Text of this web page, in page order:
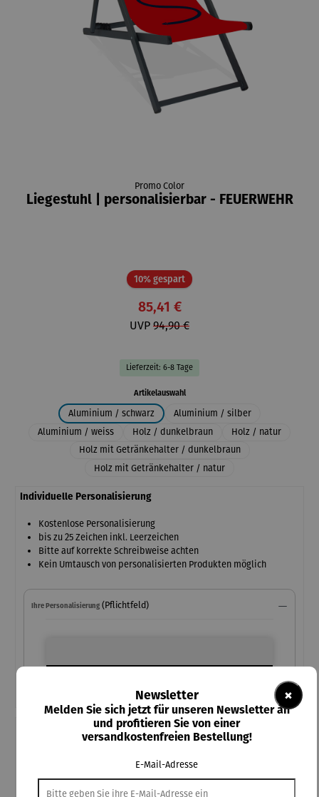
Promo Color
Liegestuhl | personalisierbar - FEUERWEHR
10% gespartRabatt
85,41 €
UVP 94,90 €
Lieferzeit: 6-8 Tage
Artikelauswahlauswählen
Aluminium / schwarz
Aluminium / silber
Aluminium / weiss
Holz / dunkelbraun
Holz / natur
Holz mit Getränkehalter / dunkelbraun
Holz mit Getränkehalter / natur
Individuelle Personalisierung
Kostenlose Personalisierung
bis zu 25 Zeichen inkl. Leerzeichen
Bitte auf korrekte Schreibweise achten
Kein Umtausch von personalisierten Produkten möglich
Ihre Personalisierung (Pflichtfeld)
Teile diese Konfiguration
×
Newsletter
Melden Sie sich jetzt für unseren Newsletter an
und profitieren Sie von einer
versandkostenfreien Bestellung!
E-Mail-Adresse